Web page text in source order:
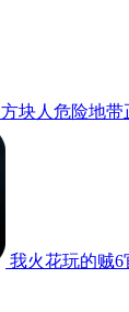
方块人危险地带
我火花玩的贼6